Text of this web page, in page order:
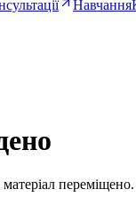
Навчання
переміщено.